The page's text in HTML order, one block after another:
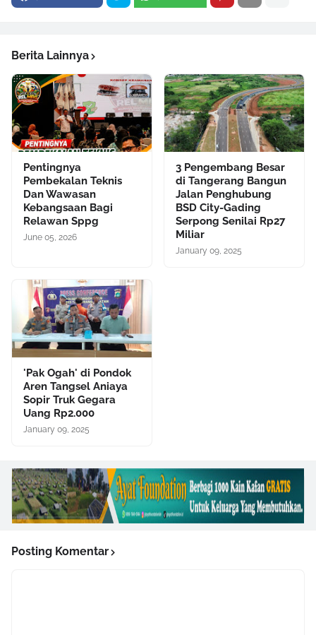
Berita Lainnya
Pentingnya
Pembekalan Teknis
Dan Wawasan
Kebangsaan Bagi
Relawan Sppg
June 05, 2026
3 Pengembang Besar
di Tangerang Bangun
Jalan Penghubung
BSD City-Gading
Serpong Senilai Rp27
Miliar
January 09, 2025
'Pak Ogah' di Pondok
Aren Tangsel Aniaya
Sopir Truk Gegara
Uang Rp2.000
January 09, 2025
Posting Komentar